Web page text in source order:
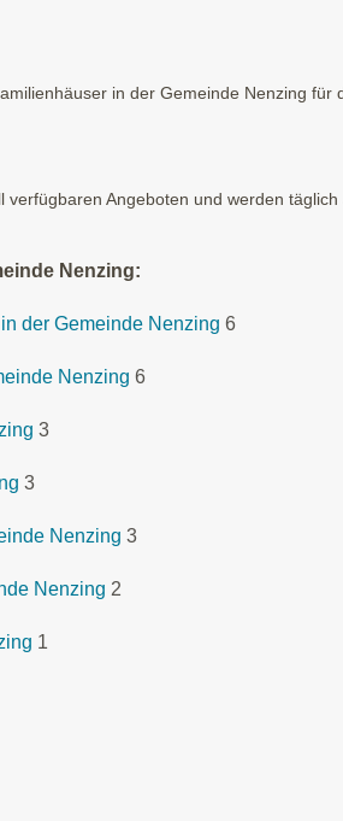
in der Gemeinde Nenzing
Angeboten und werden täglich
Nenzing:
der Gemeinde Nenzing 6
Nenzing 6
3
3
Nenzing 3
Nenzing 2
1